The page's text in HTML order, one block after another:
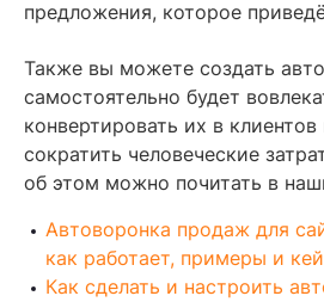
предложения, которое
Также вы можете создать
самостоятельно будет
конвертировать их в клиентов
сократить человеческие
об этом можно почитать в
Автоворонка продаж для
как работает, примеры и
Как сделать и настроить